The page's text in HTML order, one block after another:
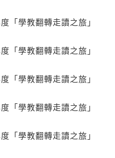
「學教翻轉走讀之旅」
「學教翻轉走讀之旅」
「學教翻轉走讀之旅」
「學教翻轉走讀之旅」
「學教翻轉走讀之旅」